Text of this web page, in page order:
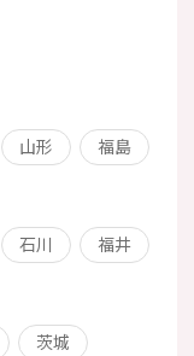
山形 福島
石川 福井
茨城